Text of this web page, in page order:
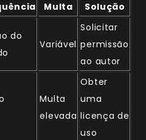
Multa
Solução
do
Variável
Solicitar
permissão
ao autor
Multa
elevada
Obter
uma
licença de
uso